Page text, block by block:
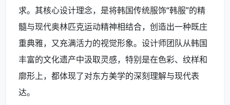
求。其核心设计理念，是将韩国传统服饰“韩服”的精
髓与现代奥林匹克运动精神相结合，创造出一种既庄
重典雅，又充满活力的视觉形象。设计师团队从韩国
丰富的文化遗产中汲取灵感，特别是在色彩、纹样和
廓形上，都体现了对东方美学的深刻理解与现代表
达。